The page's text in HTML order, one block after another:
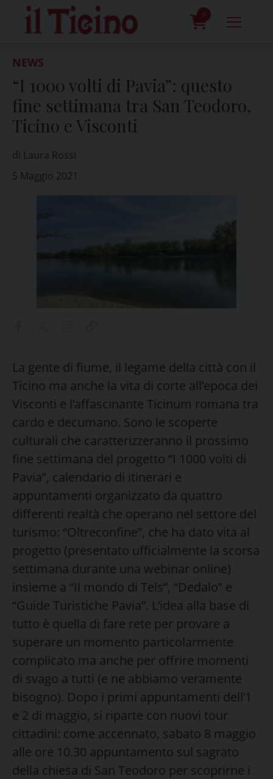
content
0
NEWS
“I 1000 volti di Pavia”: questo
fine settimana tra San Teodoro,
Ticino e Visconti
di Laura Rossi
5 Maggio 2021
La gente di fiume, il legame della città con il
Ticino ma anche la vita di corte all’epoca dei
Visconti e l’affascinante Ticinum romana tra
cardo e decumano. Sono le scoperte
culturali che caratterizzeranno il prossimo
fine settimana del progetto “I 1000 volti di
Pavia”, calendario di itinerari e
appuntamenti organizzato da quattro
differenti realtà che operano nel settore del
turismo: “Oltreconfine”, che ha dato vita al
progetto (presentato ufficialmente la scorsa
settimana durante una webinar online)
insieme a “Il mondo di Tels”, “Dedalo” e
“Guide Turistiche Pavia”. L’idea alla base di
tutto è quella di fare rete per provare a
superare un momento particolarmente
complicato ma anche per offrire momenti
di svago a tutti (e ne abbiamo veramente
bisogno). Dopo i primi appuntamenti dell’1
e 2 di maggio, si riparte con nuovi tour
cittadini: come accennato, sabato 8 maggio
alle ore 10.30 appuntamento sul sagrato
della chiesa di San Teodoro per scoprirne i